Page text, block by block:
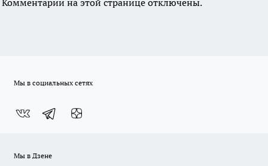
Мы в социальных сетях
Мы в Дзене